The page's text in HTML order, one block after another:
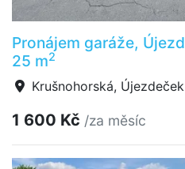
Pronájem garáže,
25 m2
Krušnohorská, Újezdeček
1 600 Kč /za měsíc